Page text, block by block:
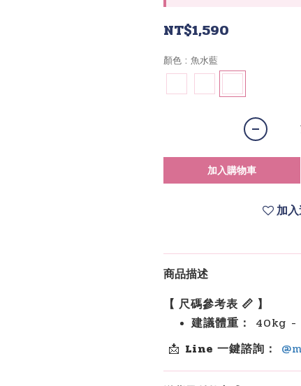
NT$1,590
顏色 : 魚水藍
加入購物車
加
商品描述
【 尺碼參考表 📏 】
建議體重： 40kg -
📩 Line 一鍵諮詢：